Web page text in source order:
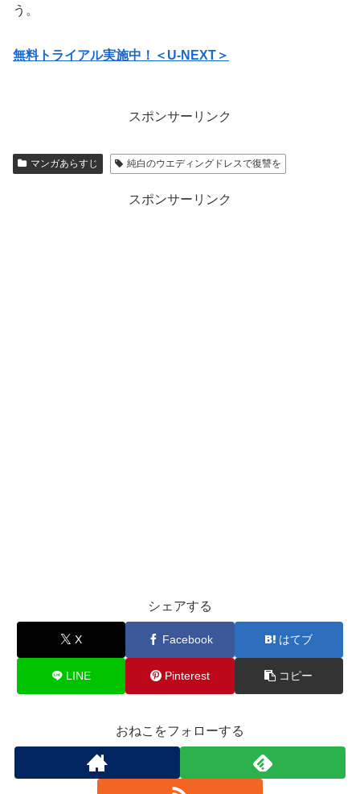
う。
無料トライアル実施中！＜U-NEXT＞
スポンサーリンク
マンガあらすじ 純白のウエディングドレスで復讐を
スポンサーリンク
シェアする
X Facebook はてブ
LINE Pinterest コピー
おねこをフォローする